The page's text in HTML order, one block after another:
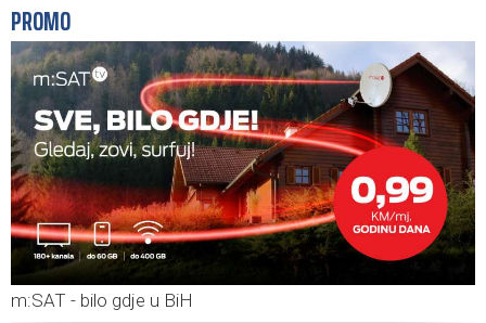
PROMO
m:SAT - bilo gdje u BiH